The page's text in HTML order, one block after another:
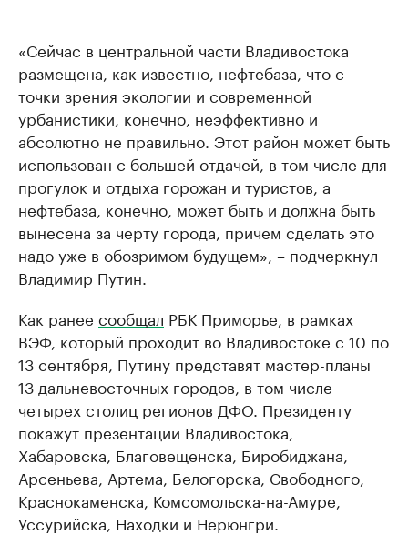
«Сейчас в центральной части Владивостока
размещена, как известно, нефтебаза, что с
точки зрения экологии и современной
урбанистики, конечно, неэффективно и
абсолютно не правильно. Этот район может быть
использован с большей отдачей, в том числе для
прогулок и отдыха горожан и туристов, а
нефтебаза, конечно, может быть и должна быть
вынесена за черту города, причем сделать это
надо уже в обозримом будущем», – подчеркнул
Владимир Путин.
Как ранее сообщал РБК Приморье, в рамках
ВЭФ, который проходит во Владивостоке с 10 по
13 сентября, Путину представят мастер-планы
13 дальневосточных городов, в том числе
четырех столиц регионов ДФО. Президенту
покажут презентации Владивостока,
Хабаровска, Благовещенска, Биробиджана,
Арсеньева, Артема, Белогорска, Свободного,
Краснокаменска, Комсомольска-на-Амуре,
Уссурийска, Находки и Нерюнгри.